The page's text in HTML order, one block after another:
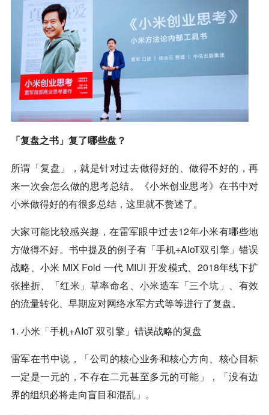
「复盘之书」复了哪些盘？
所谓「复盘」，就是针对过去做得好的、做得不好的，再
来一次会怎么做的思考总结。《小米创业思考》在书中对
小米做得好的有很多总结，这里就不赘述了。
大家可能比较感兴趣，在雷军眼中过去12年小米有哪些地
方做得不好。书中提及的例子有「手机+AIoT双引擎」错误
战略、小米 MIX Fold 一代 MIUI 开发模式、2018年线下扩
张挫折、「红米」草率命名、小米造车「三个坑」、有效
的流量转化、早期应对网络水军方式等等进行了复盘。
1. 小米「手机+AIoT 双引擎」错误战略的复盘
雷军在书中说，「公司的核心业务和核心方向、核心目标
一定是一元的，不存在二元甚至多元的可能」，「没有边
界的组织必将走向盲目和混乱」。